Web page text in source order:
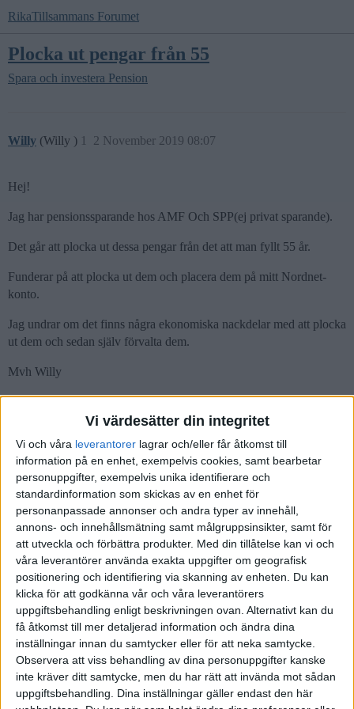
Vi värdesätter din integritet
Vi och våra leverantorer lagrar och/eller får åtkomst till
information på en enhet, exempelvis cookies, samt bearbetar
personuppgifter, exempelvis unika identifierare och
standardinformation som skickas av en enhet för
personanpassade annonser och andra typer av innehåll,
annons- och innehållsmätning samt målgruppsinsikter, samt för
att utveckla och förbättra produkter. Med din tillåtelse kan vi och
våra leverantörer använda exakta uppgifter om geografisk
positionering och identifiering via skanning av enheten. Du kan
klicka för att godkänna vår och våra leverantörers
uppgiftsbehandling enligt beskrivningen ovan. Alternativt kan du
få åtkomst till mer detaljerad information och ändra dina
inställningar innan du samtycker eller för att neka samtycke.
Observera att viss behandling av dina personuppgifter kanske
inte kräver ditt samtycke, men du har rätt att invända mot sådan
uppgiftsbehandling. Dina inställningar gäller endast den här
RikaTillsammans Forumet
Plocka ut pengar från 55
Spara och investera Pension
Willy (Willy ) 2 November 2019 08:07
1
Hej!
Jag har pensionssparande hos AMF Och SPP(ej privat sparande).
Det går att plocka ut dessa pengar från det att man fyllt 55 år.
Funderar på att plocka ut dem och placera dem på mitt Nordnet-
konto.
Jag undrar om det finns några ekonomiska nackdelar med att plocka
ut dem och sedan själv förvalta dem.
Mvh Willy
Nestor(Nestor) 7 November 2019 10:30
2
Omöjligt att svara på med så knapphändiga uppgifter.
Hur har utvecklingen varit de senaste åren? AMF och SPP är
seriösa aktörer. Har utvecklingen jämfört med index varit bra så
behåll dem. I annat fall får du överväga flytt, eller omplacering
inom ramen för det befintliga pensionssparandet
Om du ligger under en inkomst nästa år på 509 000 kr får du tänka
till en gång extra. Hamnar du, tack vara din påbörjade lyft av
pensionen över denna summa, får du betala 20 procent extra i statlig